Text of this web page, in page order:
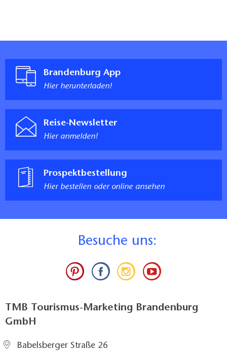
Brandenburg App
Hier herunterladen!
Reise-Newsletter
Hier anmelden!
Prospektbestellung
Hier bestellen oder online ansehen
Besuche uns:
TMB Tourismus-Marketing Brandenburg
GmbH
Babelsberger Straße 26